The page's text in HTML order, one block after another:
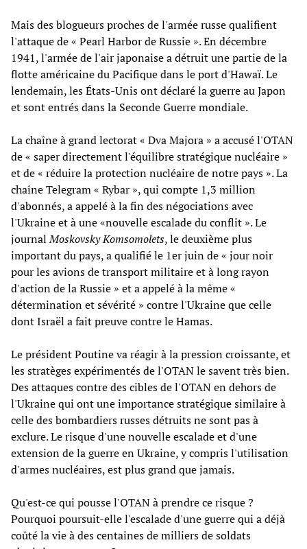
Mais des blogueurs proches de l'armée russe qualifient
l'attaque de « Pearl Harbor de Russie ». En décembre
1941, l'armée de l'air japonaise a détruit une partie de la
flotte américaine du Pacifique dans le port d'Hawaï. Le
lendemain, les États-Unis ont déclaré la guerre au Japon
et sont entrés dans la Seconde Guerre mondiale.
La chaîne à grand lectorat « Dva Majora » a accusé l'OTAN
de « saper directement l'équilibre stratégique nucléaire »
et de « réduire la protection nucléaire de notre pays ». La
chaîne Telegram « Rybar », qui compte 1,3 million
d'abonnés, a appelé à la fin des négociations avec
l'Ukraine et à une «nouvelle escalade du conflit ». Le
journalMoskovsky Komsomolets, le deuxième plus
important du pays, a qualifié le 1er juin de « jour noir
pour les avions de transport militaire et à long rayon
d'action de la Russie » et a appelé à la même «
détermination et sévérité » contre l'Ukraine que celle
dont Israël a fait preuve contre le Hamas.
Le président Poutine va réagir à la pression croissante, et
les stratèges expérimentés de l'OTAN le savent très bien.
Des attaques contre des cibles de l'OTAN en dehors de
l'Ukraine qui ont une importance stratégique similaire à
celle des bombardiers russes détruits ne sont pas à
exclure. Le risque d'une nouvelle escalade et d'une
extension de la guerre en Ukraine, y compris l'utilisation
d'armes nucléaires, est plus grand que jamais.
Qu'est-ce qui pousse l'OTAN à prendre ce risque ?
Pourquoi poursuit-elle l'escalade d'une guerre qui a déjà
coûté la vie à des centaines de milliers de soldats